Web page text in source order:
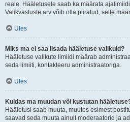
reale. Hääletusele saab ka määrata
Valikvastuste arv võib olla piiratud, selle
Üles
Miks ma ei saa lisada hääletuse valikuid?
Hääletuse valikute limiidi määrab
seda limiiti, kontakteeru administraatoriga.
Üles
Kuidas ma muudan või kustutan
Hääletusi saab muuta, muutes esimest
saavad seda muuta ainult moderaatorid ja